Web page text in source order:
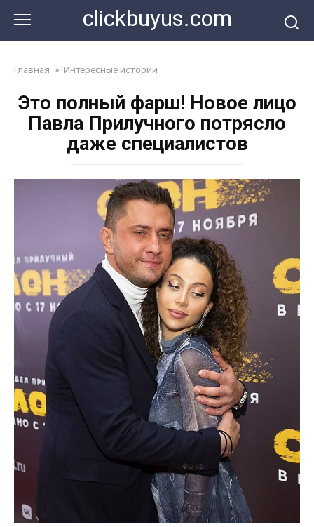
контенту
clickbuyus.com
Главная » Интересные истории
Это полный фарш! Новое лицо
Павла Прилучного потрясло
даже специалистов